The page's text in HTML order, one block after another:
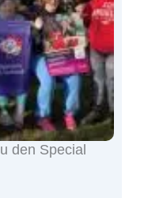
den Special